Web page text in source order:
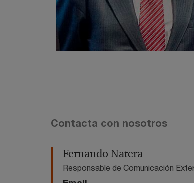
Contacta con nosotros
Fernando Natera
Responsable de Comunicación